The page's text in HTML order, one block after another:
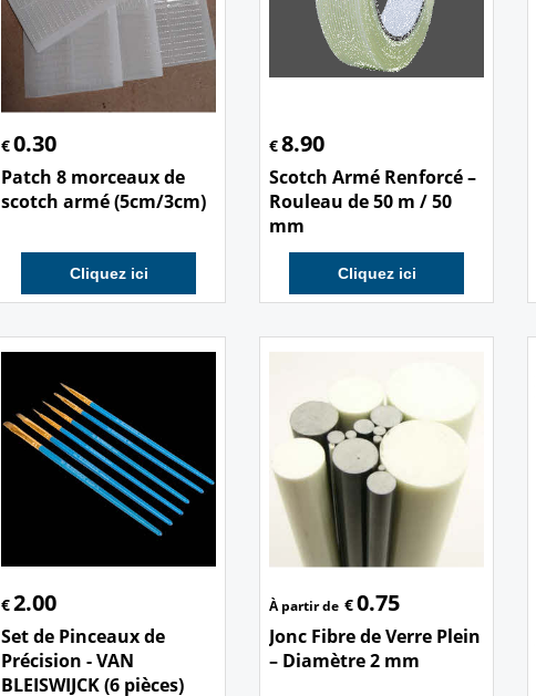
€0.30
Patch 8 morceaux de
scotch armé (5cm/3cm)
Cliquez ici
€8.90
Scotch Armé Renforcé –
Rouleau de 50 m / 50
mm
Cliquez ici
€2.00
Set de Pinceaux de
Précision - VAN
BLEISWIJCK (6 pièces)
À partir de €0.75
Jonc Fibre de Verre Plein
– Diamètre 2 mm